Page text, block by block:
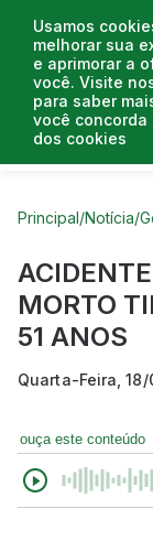
Usamos
melhorar sua
e aprimorar a
você. Visite
para saber
você concorda
dos cookies
Curtas do Poder
Principal/Notícia/
MORTO
51 ANOS
Quarta-Feira,
ouça este conteúdo